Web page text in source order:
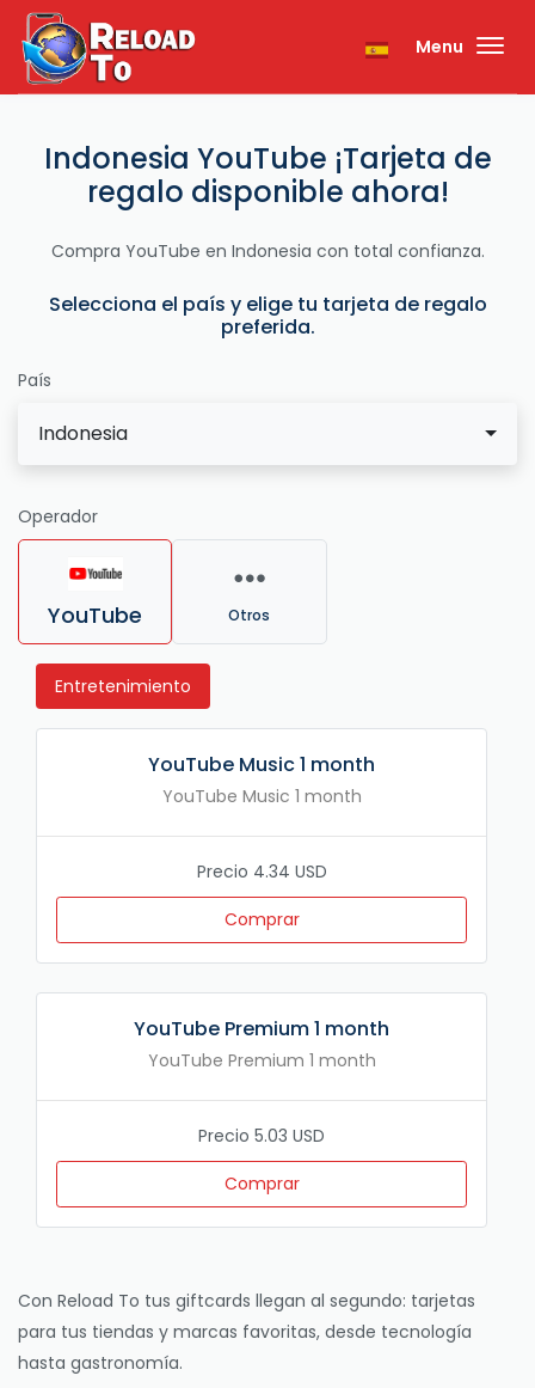
Menu
Indonesia YouTube ¡Tarjeta de
regalo disponible ahora!
Compra YouTube en Indonesia con total confianza.
Selecciona el país y elige tu tarjeta de regalo
preferida.
País
Indonesia
Operador
YouTube Otros
Entretenimiento
YouTube Music 1 month
YouTube Music 1 month
Precio 4.34 USD
Comprar
YouTube Premium 1 month
YouTube Premium 1 month
Precio 5.03 USD
Comprar
Con Reload To tus giftcards llegan al segundo: tarjetas
para tus tiendas y marcas favoritas, desde tecnología
hasta gastronomía.